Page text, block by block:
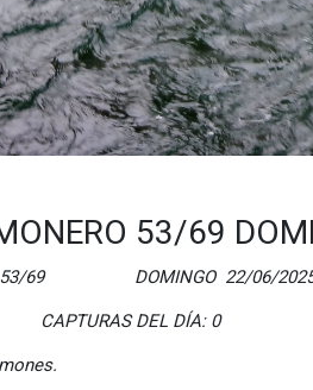
53/69
53/69 DOMINGO 22/06/
CAPTURAS DEL DÍA: 0